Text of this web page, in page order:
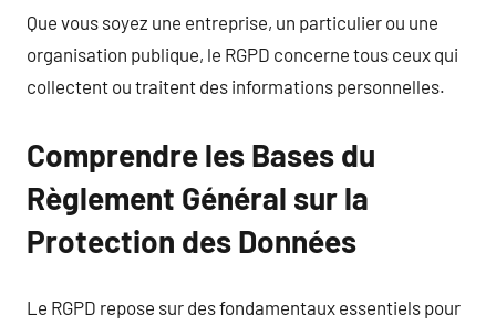
Que vous soyez une entreprise, un particulier ou une
organisation publique, le RGPD concerne tous ceux qui
collectent ou traitent des informations personnelles.
Comprendre les Bases du
Règlement Général sur la
Protection des Données
Le RGPD repose sur des fondamentaux essentiels pour